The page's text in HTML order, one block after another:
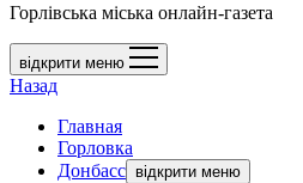
Горлівська міська онлайн-газета
відкрити меню
Назад
Главная
Горловка
Донбасс відкрити меню